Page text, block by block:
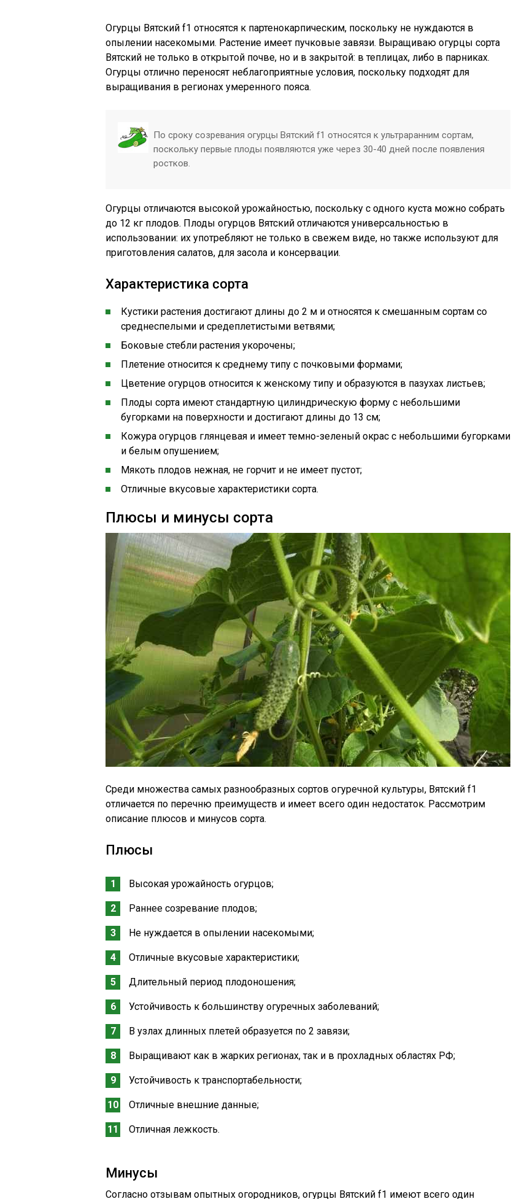
Огурцы Вятский f1 относятся к партенокарпическим, поскольку не нуждаются в
опылении насекомыми. Растение имеет пучковые завязи. Выращиваю огурцы сорта
Вятский не только в открытой почве, но и в закрытой: в теплицах, либо в парниках.
Огурцы отлично переносят неблагоприятные условия, поскольку подходят для
выращивания в регионах умеренного пояса.
По сроку созревания огурцы Вятский f1 относятся к ультраранним сортам,
поскольку первые плоды появляются уже через 30-40 дней после появления
ростков.
Огурцы отличаются высокой урожайностью, поскольку с одного куста можно собрать
до 12 кг плодов. Плоды огурцов Вятский отличаются универсальностью в
использовании: их употребляют не только в свежем виде, но также используют для
приготовления салатов, для засола и консервации.
Характеристика сорта
Кустики растения достигают длины до 2 м и относятся к смешанным сортам со
среднеспелыми и средеплетистыми ветвями;
Боковые стебли растения укорочены;
Плетение относится к среднему типу с почковыми формами;
Цветение огурцов относится к женскому типу и образуются в пазухах листьев;
Плоды сорта имеют стандартную цилиндрическую форму с небольшими
бугорками на поверхности и достигают длины до 13 см;
Кожура огурцов глянцевая и имеет темно-зеленый окрас с небольшими бугорками
и белым опушением;
Мякоть плодов нежная, не горчит и не имеет пустот;
Отличные вкусовые характеристики сорта.
Плюсы и минусы сорта
Среди множества самых разнообразных сортов огуречной культуры, Вятский f1
отличается по перечню преимуществ и имеет всего один недостаток. Рассмотрим
описание плюсов и минусов сорта.
Плюсы
Высокая урожайность огурцов;
Раннее созревание плодов;
Не нуждается в опылении насекомыми;
Отличные вкусовые характеристики;
Длительный период плодоношения;
Устойчивость к большинству огуречных заболеваний;
В узлах длинных плетей образуется по 2 завязи;
Выращивают как в жарких регионах, так и в прохладных областях РФ;
Устойчивость к транспортабельности;
Отличные внешние данные;
Отличная лежкость.
Минусы
Согласно отзывам опытных огородников, огурцы Вятский f1 имеют всего один